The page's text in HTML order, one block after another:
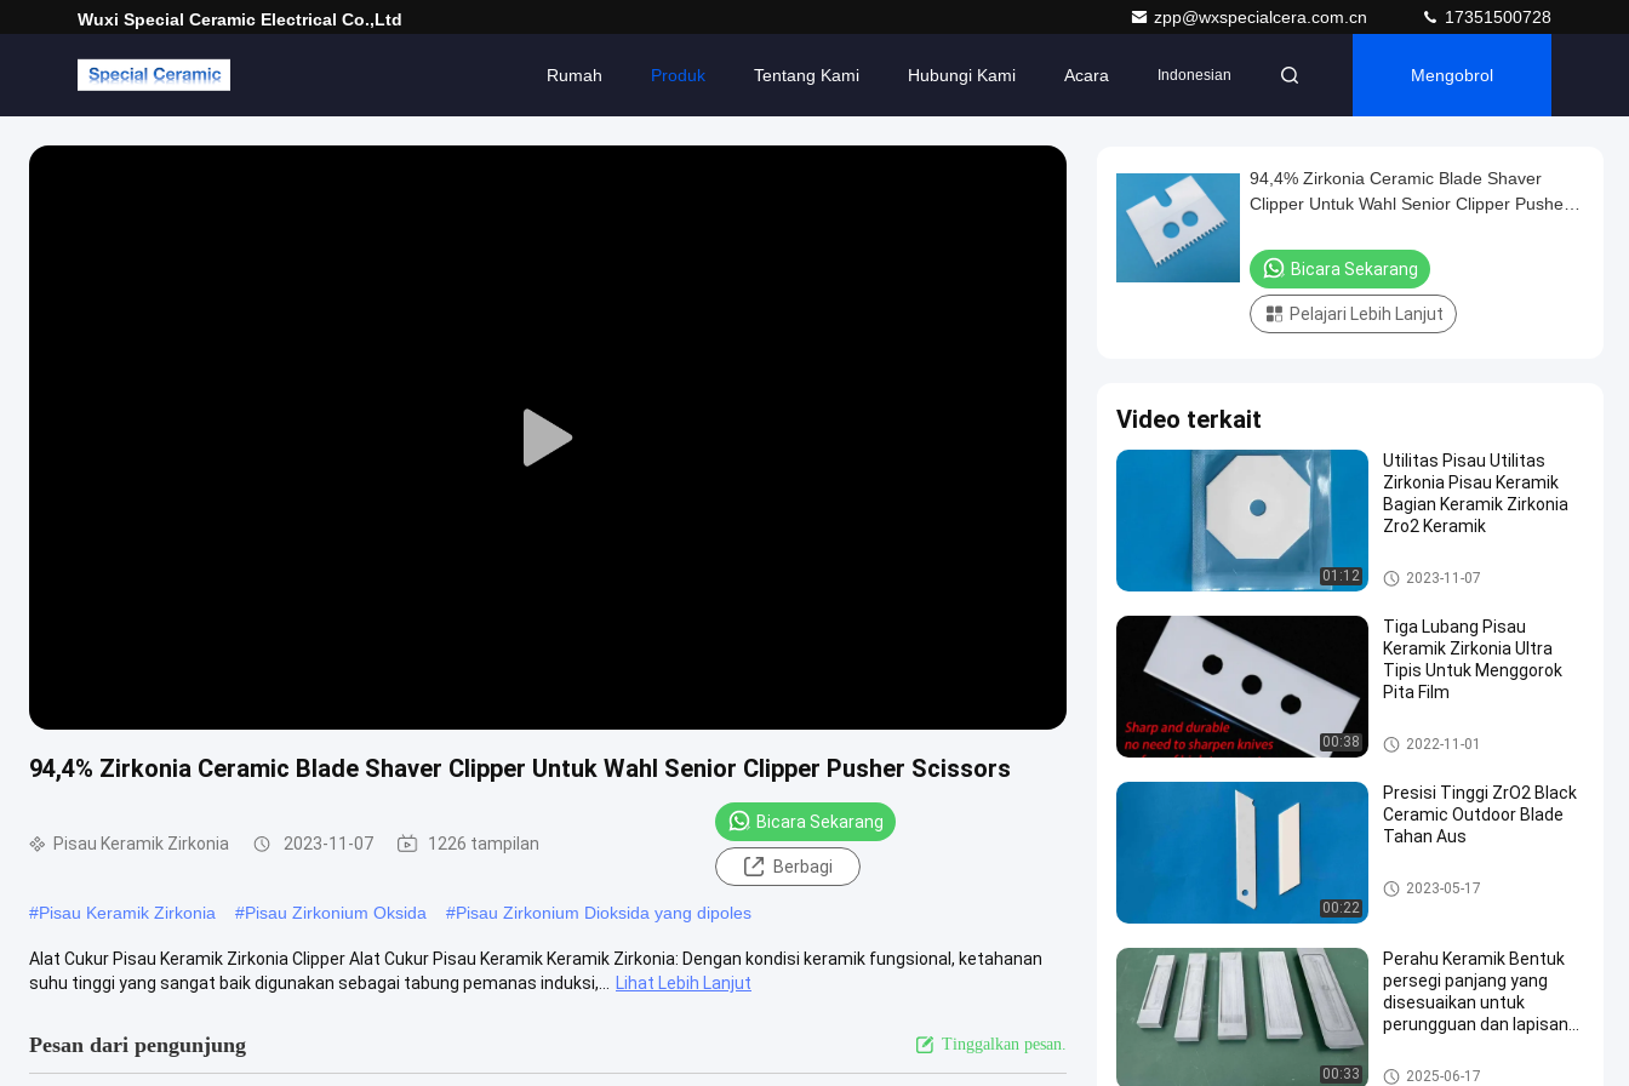
Wuxi Special Ceramic Electrical Co.,Ltd zpp@wxspecialcera.com.cn 17351500728
Rumah Produk Tentang Kami Hubungi Kami Acara Indonesian Mengobrol
Play
94,4% Zirkonia Ceramic Blade Shaver Clipper Untuk Wahl Senior Clipper Pusher Scissors
Pisau Keramik Zirkonia 2023-11-07 1226 tampilan
Bicara Sekarang
Berbagi
#Pisau Keramik Zirkonia #Pisau Zirkonium Oksida #Pisau Zirkonium Dioksida yang dipoles
Alat Cukur Pisau Keramik Zirkonia Clipper Alat Cukur Pisau Keramik Keramik Zirkonia: Dengan kondisi keramik fungsional, ketahanan
suhu tinggi yang sangat baik digunakan sebagai tabung pemanas induksi,...
Lihat Lebih Lanjut
Pesan dari pengunjung Tinggalkan pesan.
94,4% Zirkonia Ceramic Blade Shaver
Clipper Untuk Wahl Senior Clipper Pusher
Bicara Sekarang
Pelajari Lebih Lanjut
Video terkait
01:12
Utilitas Pisau Utilitas
Zirkonia Pisau Keramik
Bagian Keramik Zirkonia
Zro2 Keramik
Pisau Keramik Zirkonia
2023-11-07
00:38
Tiga Lubang Pisau
Keramik Zirkonia Ultra
Tipis Untuk Menggorok
Pita Film
Pisau Keramik Zirkonia
2022-11-01
00:22
Presisi Tinggi ZrO2 Black
Ceramic Outdoor Blade
Tahan Aus
Pisau Keramik Zirkonia
2023-05-17
00:33
Perahu Keramik Bentuk
persegi panjang yang
disesuaikan untuk
perungguan dan lapisan
perahu penguapan keramik
2025-06-17